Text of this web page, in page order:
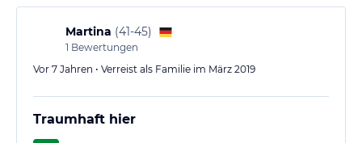
nett und hilfsbereit.
Wir kommen auf jeden Fall wieder !!!
Martina (41-45)
1 Bewertungen
Vor 7 Jahren • Verreist als Familie im März 2019
Traumhaft hier